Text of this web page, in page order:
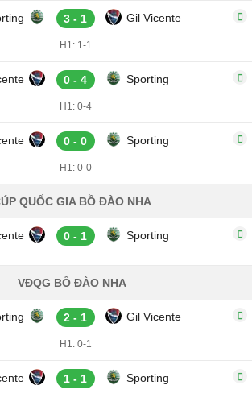
3 - 1 Gil Vicente
H1: 1-1
0 - 4 Sporting
H1: 0-4
0 - 0 Sporting
H1: 0-0
QUỐC GIA BỒ ĐÀO NHA
0 - 1 Sporting
VĐQG BỒ ĐÀO NHA
2 - 1 Gil Vicente
H1: 0-1
1 - 1 Sporting